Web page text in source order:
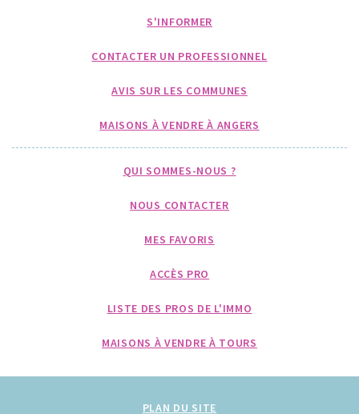
S'INFORMER
CONTACTER UN PROFESSIONNEL
AVIS SUR LES COMMUNES
MAISONS À VENDRE À ANGERS
QUI SOMMES-NOUS ?
NOUS CONTACTER
MES FAVORIS
ACCÈS PRO
LISTE DES PROS DE L'IMMO
MAISONS À VENDRE À TOURS
PLAN DU SITE